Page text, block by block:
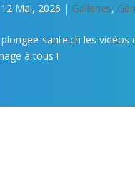
12 Mai, 2026 | Galleries,
sante.ch les
à tous !